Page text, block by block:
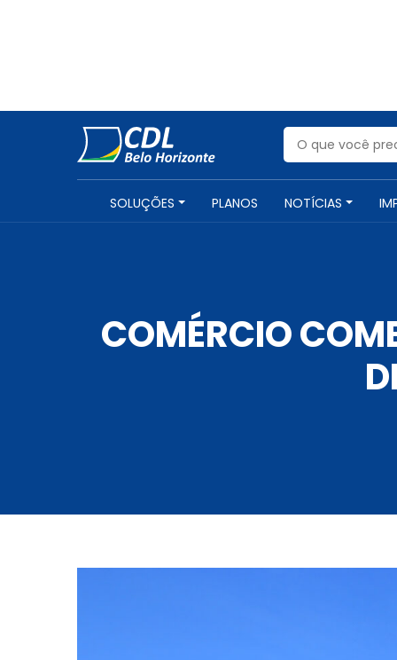
SOLUÇÕES PLANOS NOTÍCIAS
COMÉRCIO